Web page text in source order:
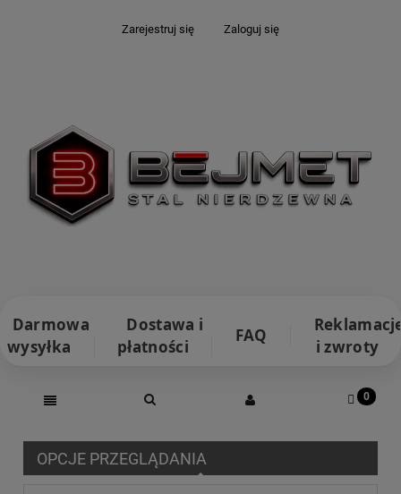
Zarejestruj się Zaloguj się
Darmowa
wysyłka
Dostawa i
płatności
FAQ
i zwroty
OPCJE PRZEGLĄDANIA